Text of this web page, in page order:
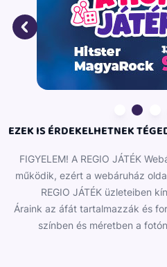
lehetőséget kínál arra, hogy
együtt a család. Ideális
kedvelőinek, fiúknak és
EZEK IS ÉRDEKELHETNEK
FIGYELEM! A REGIO JÁTÉK
működik, ezért a webáruház
REGIO JÁTÉK üzleteiben
Áraink az áfát tartalmazzák és
színben és méretben a